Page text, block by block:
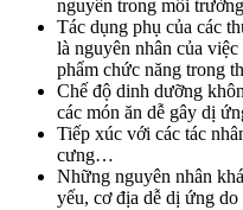
nguyên trong môi
Tác dụng phụ của các
là nguyên nhân của
phẩm chức năng trong
Chế độ dinh dưỡng
các món ăn dễ gây dị
Tiếp xúc với các tác
cưng…
Những nguyên nhân
yếu, cơ địa dễ dị ứng